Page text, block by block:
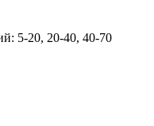
5-20, 20-40, 40-70